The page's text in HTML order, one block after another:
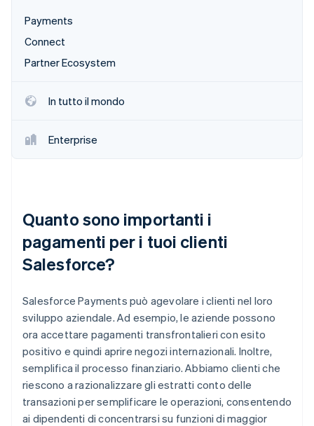
Stripe Sessions 2026
Guarda ora
Payments
Connect
Partner Ecosystem
In tutto il mondo
Enterprise
Quanto sono importanti i
pagamenti per i tuoi clienti
Salesforce?
Salesforce Payments può agevolare i clienti nel loro
sviluppo aziendale. Ad esempio, le aziende possono
ora accettare pagamenti transfrontalieri con esito
positivo e quindi aprire negozi internazionali. Inoltre,
semplifica il processo finanziario. Abbiamo clienti che
riescono a razionalizzare gli estratti conto delle
transazioni per semplificare le operazioni, consentendo
ai dipendenti di concentrarsi su funzioni di maggior